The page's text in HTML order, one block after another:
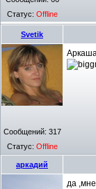
Статус: Offline
Svetik
Сообщений: 317
Статус: Offline
аркадий
да